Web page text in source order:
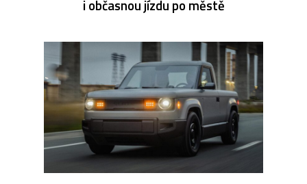
i občasnou jízdu po městě